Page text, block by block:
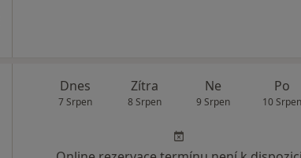
Dnes
7 Srpen
Zítra
8 Srpen
Ne
9 Srpen
Po
10 Srpen